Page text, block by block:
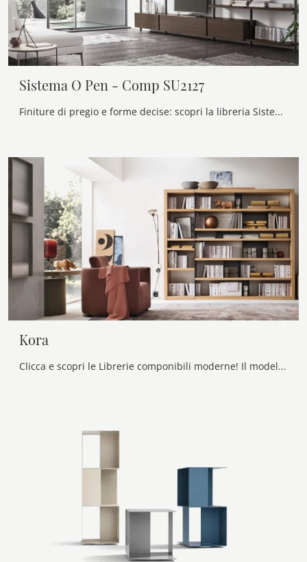
Sistema O Pen - Comp SU2127
Finiture di pregio e forme decise: scopri la libreria Sistema O Pen - Comp SU2127 di Maronese tra le più esclusive Librerie moderne componibili.
Kora
Clicca e scopri le Librerie componibili moderne! Il modello Kora Maronese saprà ultimare un living dinamico e operativo.